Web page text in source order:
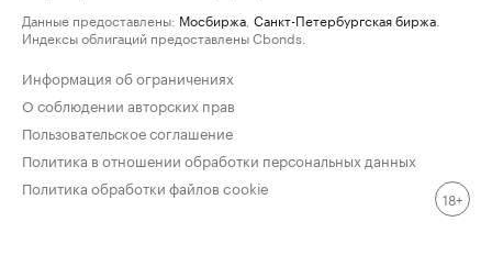
Данные предоставлены: Мосбиржа Санкт-Петербургская биржа
Индексы облигаций предоставлены Cbonds.
Информация об ограничениях
О соблюдении авторских прав
Пользовательское соглашение
Политика в отношении обработки персональных данных
Политика обработки файлов cookie
18+